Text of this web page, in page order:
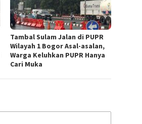
Tambal Sulam Jalan di PUPR
Wilayah 1 Bogor Asal-asalan,
Warga Keluhkan PUPR Hanya
Cari Muka